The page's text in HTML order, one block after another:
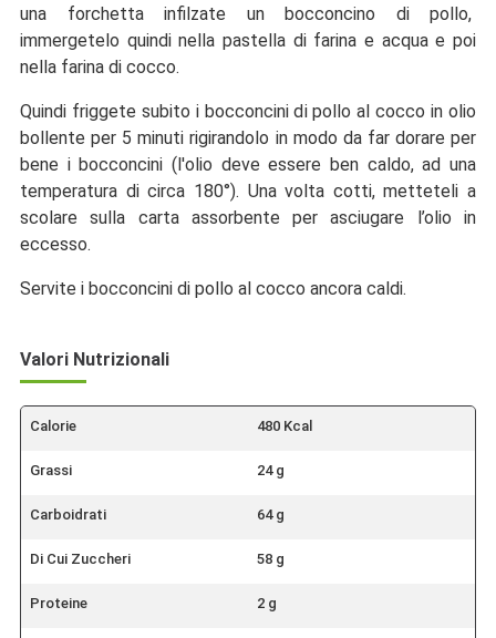
una forchetta infilzate un bocconcino di pollo,
immergetelo quindi nella pastella di farina e acqua e poi
nella farina di cocco.
Quindi friggete subito i bocconcini di pollo al cocco in olio
bollente per 5 minuti rigirandolo in modo da far dorare per
bene i bocconcini (l'olio deve essere ben caldo, ad una
temperatura di circa 180°). Una volta cotti, metteteli a
scolare sulla carta assorbente per asciugare l’olio in
eccesso.
Servite i bocconcini di pollo al cocco ancora caldi.
Valori Nutrizionali
Calorie 480 Kcal
Grassi 24 g
Carboidrati 64 g
Di Cui Zuccheri 58 g
Proteine 2 g